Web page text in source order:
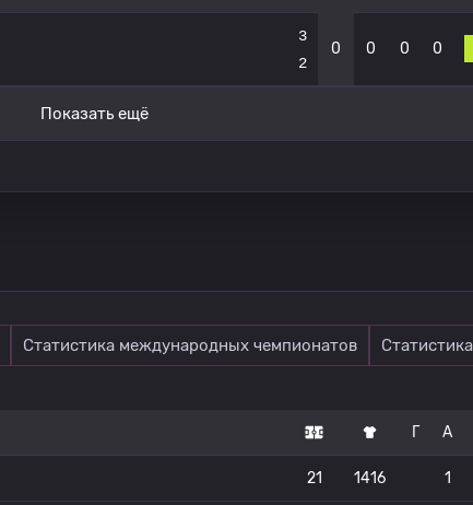
3
2
0 0 0 0
Показать ещё
Статистика международных чемпионатов
Г А
21 1416 1